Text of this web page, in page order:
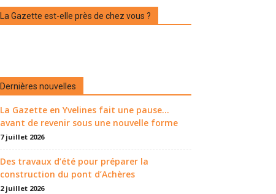
La Gazette est-elle près de chez vous ?
Dernières nouvelles
La Gazette en Yvelines fait une pause...
avant de revenir sous une nouvelle forme
7 juillet 2026
Des travaux d’été pour préparer la
construction du pont d’Achères
2 juillet 2026